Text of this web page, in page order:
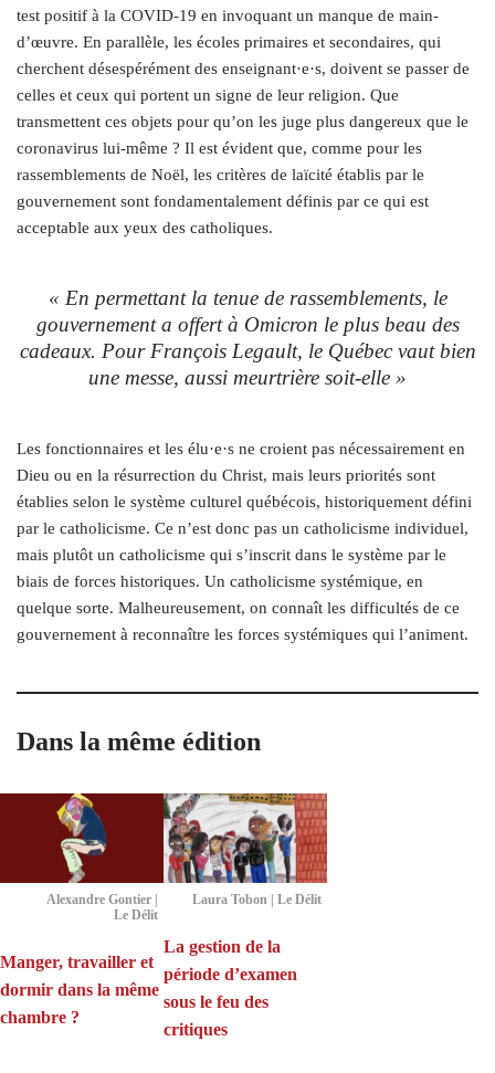
test positif à la COVID-19 en invoquant un manque de main-
d’œuvre. En parallèle, les écoles primaires et secondaires, qui
cherchent désespérément des enseignant·e·s, doivent se passer de
celles et ceux qui portent un signe de leur religion. Que
transmettent ces objets pour qu’on les juge plus dangereux que le
coronavirus lui-même ? Il est évident que, comme pour les
rassemblements de Noël, les critères de laïcité établis par le
gouvernement sont fondamentalement définis par ce qui est
acceptable aux yeux des catholiques.
« En permettant la tenue de rassemblements, le
gouvernement a offert à Omicron le plus beau des
cadeaux. Pour François Legault, le Québec vaut bien
une messe, aussi meurtrière soit-elle »
Les fonctionnaires et les élu·e·s ne croient pas nécessairement en
Dieu ou en la résurrection du Christ, mais leurs priorités sont
établies selon le système culturel québécois, historiquement défini
par le catholicisme. Ce n’est donc pas un catholicisme individuel,
mais plutôt un catholicisme qui s’inscrit dans le système par le
biais de forces historiques. Un catholicisme systémique, en
quelque sorte. Malheureusement, on connaît les difficultés de ce
gouvernement à reconnaître les forces systémiques qui l’animent.
Dans la même édition
Alexandre Gontier |
Le Délit
Manger, travailler et
dormir dans la même
chambre ?
Laura Tobon | Le Délit
La gestion de la
période d’examen
sous le feu des
critiques